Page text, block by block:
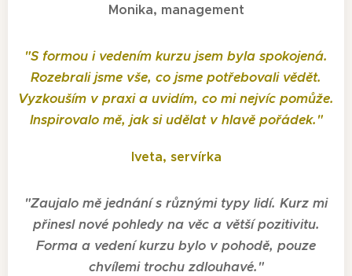
Monika, management
"S formou i vedením kurzu jsem byla spokojená.
Rozebrali jsme vše, co jsme potřebovali vědět.
Vyzkouším v praxi a uvidím, co mi nejvíc pomůže.
Inspirovalo mě, jak si udělat v hlavě pořádek."
Iveta, servírka
"Zaujalo mě jednání s různými typy lidí. Kurz mi
přinesl nové pohledy na věc a větší pozitivitu.
Forma a vedení kurzu bylo v pohodě, pouze
chvílemi trochu zdlouhavé."